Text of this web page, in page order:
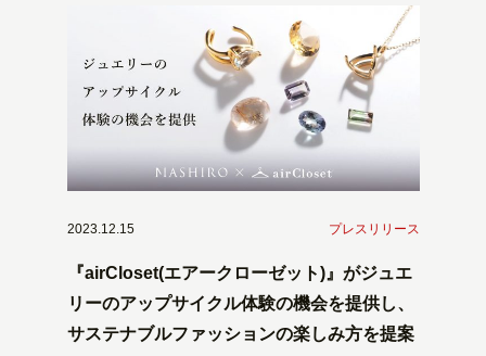
2023.12.15 プレスリリース
『airCloset(エアークローゼット)』がジュエ
リーのアップサイクル体験の機会を提供し、
サステナブルファッションの楽しみ方を提案